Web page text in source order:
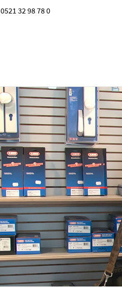
0521 32 98 78 0